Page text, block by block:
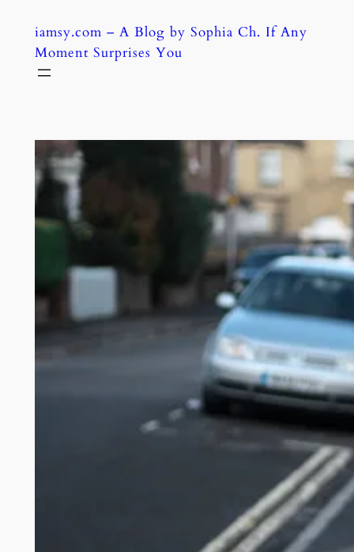
content
iamsy.com – A Blog by Sophia Ch. If Any
Moment Surprises You